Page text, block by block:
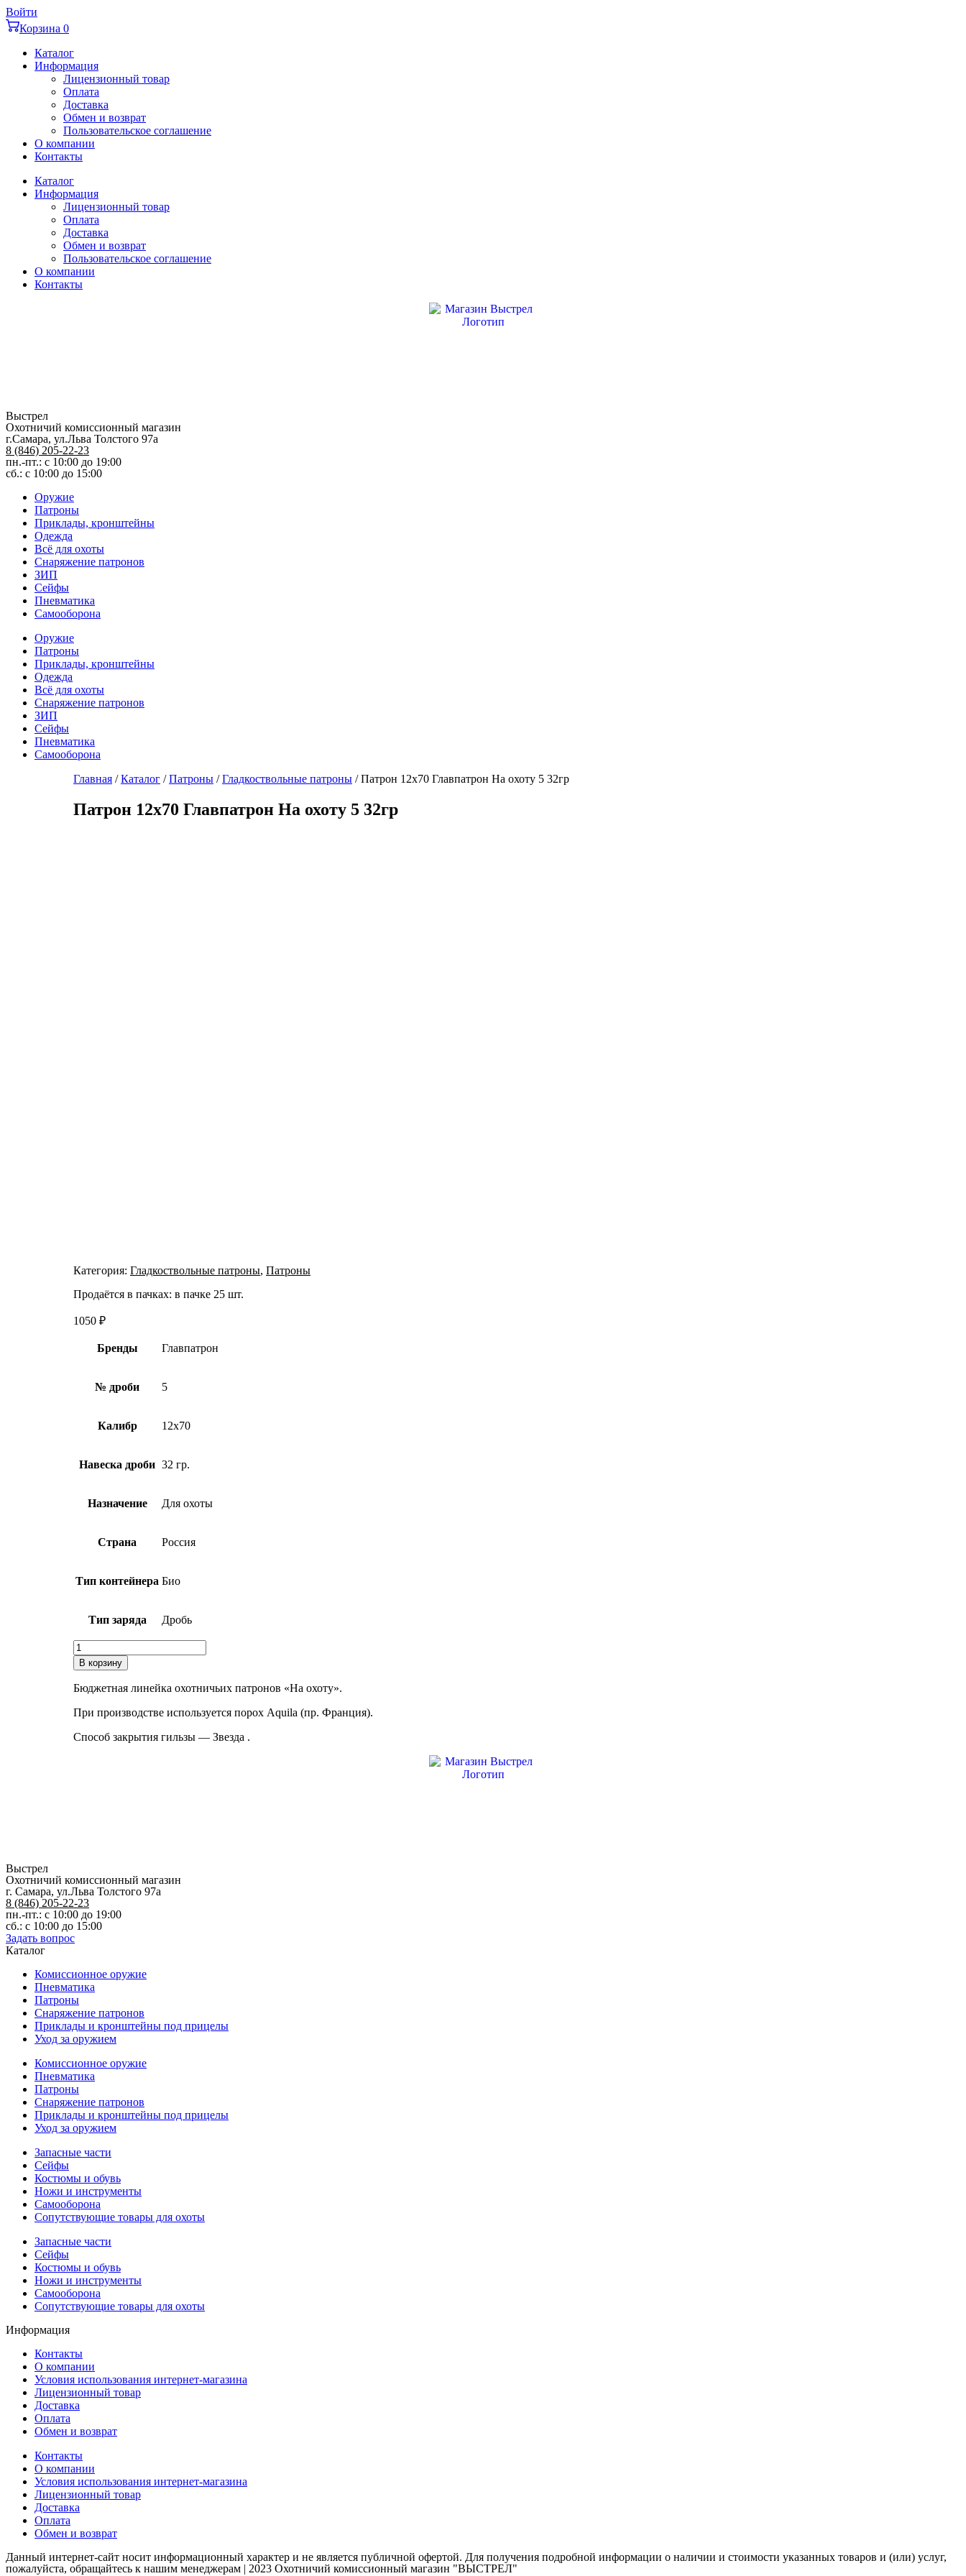
Перейти
к
содержимому
Войти
Корзина 0
Каталог
Информация
Лицензионный товар
Оплата
Доставка
Обмен и возврат
Пользовательское соглашение
О компании
Контакты
Каталог
Информация
Лицензионный товар
Оплата
Доставка
Обмен и возврат
Пользовательское соглашение
О компании
Контакты
Выстрел
Охотничий комиссионный магазин
г.Самара, ул.Льва Толстого 97а
8 (846) 205-22-23
пн.-пт.: с 10:00 до 19:00
сб.: с 10:00 до 15:00
Оружие
Патроны
Приклады, кронштейны
Одежда
Всё для охоты
Снаряжение патронов
ЗИП
Сейфы
Пневматика
Самооборона
Оружие
Патроны
Приклады, кронштейны
Одежда
Всё для охоты
Снаряжение патронов
ЗИП
Сейфы
Пневматика
Самооборона
Главная /Каталог /Патроны /Гладкоствольные патроны / Патрон 12х70 Главпатрон На охоту 5 32гр
Патрон 12х70 Главпатрон На охоту 5 32гр
Категория: Гладкоствольные патроны, Патроны
Продаётся в пачках: в пачке 25 шт.
1050 ₽
Бренды Главпатрон
№ дроби 5
Калибр 12х70
Навеска дроби 32 гр.
Назначение Для охоты
Страна Россия
Тип контейнера Био
Тип заряда Дробь
Количество
товара
Патрон
12х70
Главпатрон
На
5
В корзину
Бюджетная линейка охотничьих патронов «На охоту».
При производстве используется порох Aquila (пр. Франция).
Способ закрытия гильзы — Звезда .
Выстрел
Охотничий комиссионный магазин
г. Самара, ул.Льва Толстого 97а
8 (846) 205-22-23
пн.-пт.: с 10:00 до 19:00
сб.: с 10:00 до 15:00
Задать вопрос
Каталог
Комиссионное оружие
Пневматика
Патроны
Снаряжение патронов
Приклады и кронштейны под прицелы
Уход за оружием
Комиссионное оружие
Пневматика
Патроны
Снаряжение патронов
Приклады и кронштейны под прицелы
Уход за оружием
Запасные части
Сейфы
Костюмы и обувь
Ножи и инструменты
Самооборона
Сопутствующие товары для охоты
Запасные части
Сейфы
Костюмы и обувь
Ножи и инструменты
Самооборона
Сопутствующие товары для охоты
Информация
Контакты
О компании
Условия использования интернет-магазина
Лицензионный товар
Доставка
Оплата
Обмен и возврат
Контакты
О компании
Условия использования интернет-магазина
Лицензионный товар
Доставка
Оплата
Обмен и возврат
Данный интернет-сайт носит информационный характер и не является публичной офертой. Для получения подробной информации о наличии и стоимости указанных товаров и (или) услуг,
пожалуйста, обращайтесь к нашим менеджерам | 2023 Охотничий комиссионный магазин "ВЫСТРЕЛ"